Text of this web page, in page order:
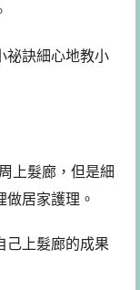
祕訣細心地教小
上髮廊，但是細
居家護理。
己上髮廊的成果